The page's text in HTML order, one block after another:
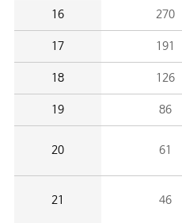
16 270
17 191
18 126
19 86
20 61
21 46